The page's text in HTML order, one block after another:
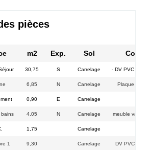
pièces
m2 Exp. Sol
30,75 S Carrelage - DV PVC +
6,85 N Carrelage Plaque
0,90 E Carrelage
bains 4,05 N Carrelage meuble
1,75 Carrelage
1 9,30 Carrelage DV PVC /